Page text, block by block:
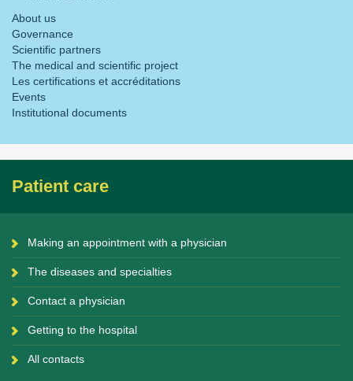
About us
Governance
Scientific partners
The medical and scientific project
Les certifications et accréditations
Events
Institutional documents
Patient care
Making an appointment with a physician
The diseases and specialties
Contact a physician
Getting to the hospital
All contacts